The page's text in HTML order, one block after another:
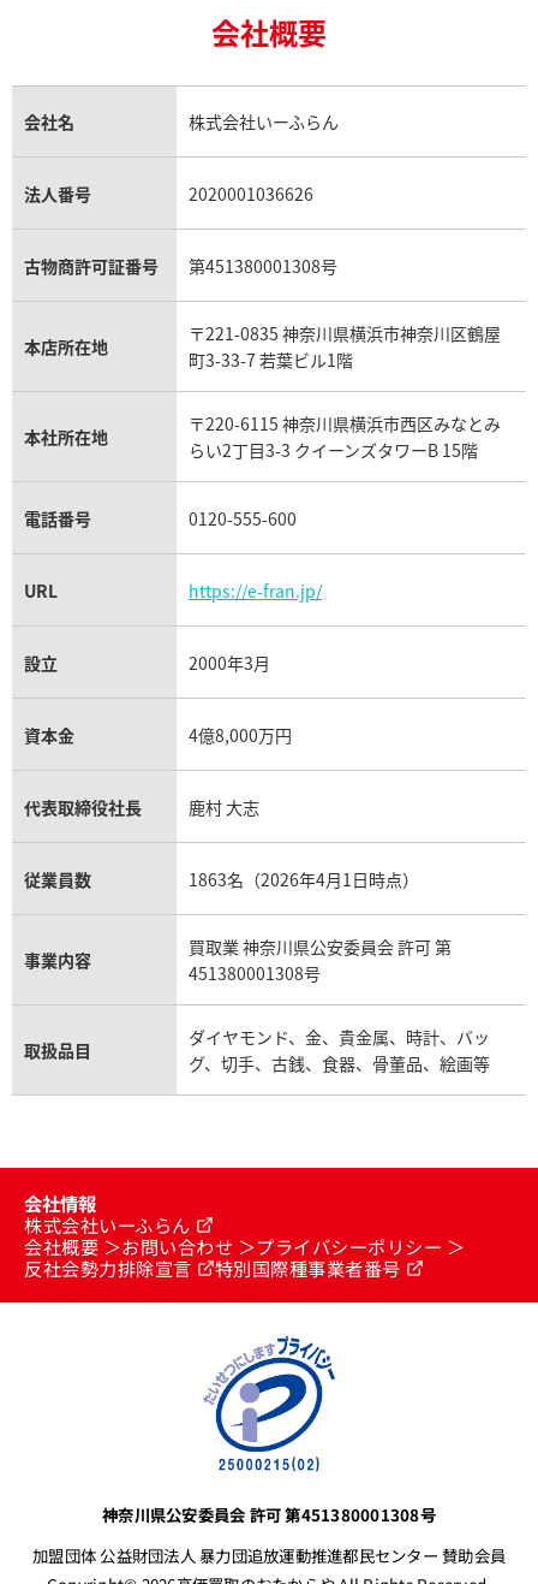
金貨買取
貴金属買取
銀・シルバー買取
パラジウム買取
トパーズ買取
タンザナイト買取
キャッツアイ買取
アクアマリン買取
ロレックス エクスプローラー買取
ロレックス デイトジャスト買取
パテック フィリップノーチラス買取
ヴァシュロン・コンスタンタン買取
オメガ買取
カルティエ買取
フランク ミュラー買取
リシャール・ミル買取
パネライ買取
チューダー（チュードル）買取
シャネル マトラッセ買取
セリーヌ買取
プラダ買取
ヴァンクリーフ＆アーペル買取
ショーメ買取
ダミアーニ買取
モーブッサン買取
会社概要
会社名 株式会社いーふらん
法人番号 2020001036626
古物商許可証番号 第451380001308号
本店所在地
〒221-0835 神奈川県横浜市神奈川区鶴屋
町3-33-7 若葉ビル1階
本社所在地
〒220-6115 神奈川県横浜市西区みなとみ
らい2丁目3-3 クイーンズタワーB 15階
電話番号 0120-555-600
URL https://e-fran.jp/
設立 2000年3月
資本金 4億8,000万円
代表取締役社長 鹿村 大志
従業員数 1863名（2026年4月1日時点）
事業内容
買取業 神奈川県公安委員会 許可 第
451380001308号
取扱品目
ダイヤモンド、金、貴金属、時計、バッ
グ、切手、古銭、食器、骨董品、絵画等
会社情報
株式会社いーふらん
会社概要
お問い合わせ
プライバシーポリシー
反社会勢力排除宣言
特別国際種事業者番号
神奈川県公安委員会 許可 第451380001308号
加盟団体 公益財団法人 暴力団追放運動推進都民センター 賛助会員